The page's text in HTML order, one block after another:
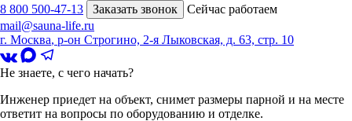
8 800 500-47-13
Заказать звонок
Сейчас работаем
mail@sauna-life.ru
г. Москва, р-он Строгино, 2-я Лыковская, д. 63, стр. 10
Не знаете, с чего начать?
Инженер приедет на объект, снимет размеры парной и на месте
ответит на вопросы по оборудованию и отделке.